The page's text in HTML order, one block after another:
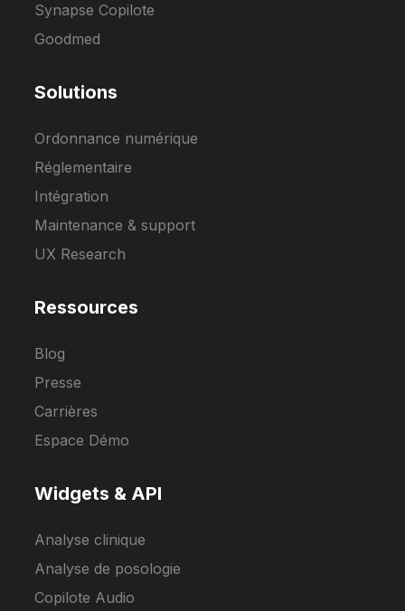
Synapse Copilote
Goodmed
Solutions
Ordonnance numérique
Réglementaire
Intégration
Maintenance & support
UX Research
Ressources
Blog
Presse
Carrières
Espace Démo
Widgets & API
Analyse clinique
Analyse de posologie
Copilote Audio